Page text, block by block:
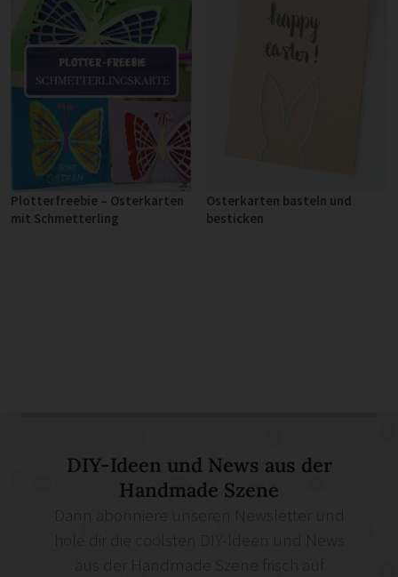
Plotterfreebie – Osterkarten
mit Schmetterling
Osterkarten basteln und
besticken
DIY-Ideen und News aus der
Handmade Szene